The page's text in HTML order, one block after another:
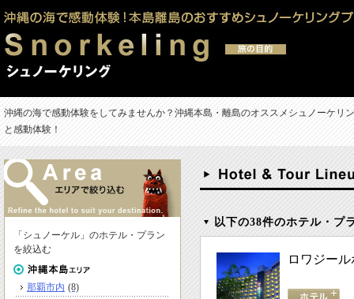
沖縄の海で感動体験をしてみませんか？沖縄本島・離島のオススメシュノーケ
と感動体験！
以下の38件のホテル・プ
ロワジー
「シュノーケル」のホテル・プラン
を絞込む
那覇市内 (8)